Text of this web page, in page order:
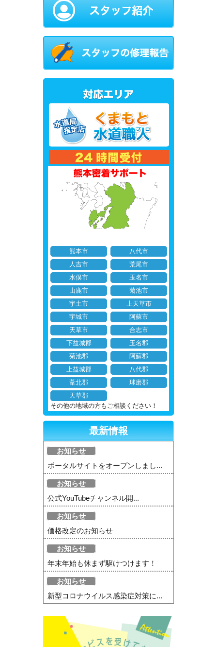
熊本市
八代市
人吉市
荒尾市
水俣市
玉名市
山鹿市
菊池市
宇土市
上天草市
宇城市
阿蘇市
天草市
合志市
下益城郡
玉名郡
菊池郡
阿蘇郡
上益城郡
八代郡
葦北郡
球磨郡
天草郡
その他の地域の方もご相談ください！
最新情報
お知らせ
ポータルサイトをオープンしまし...
お知らせ
公式YouTubeチャンネル開...
お知らせ
価格改定のお知らせ
お知らせ
年末年始も休まず駆けつけます！
お知らせ
新型コロナウイルス感染症対策に...